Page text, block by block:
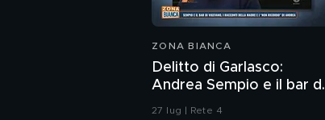
ZONA BIANCA
Delitto di Garlasco:
Andrea Sempio e il bar di
Vigevano e i racconti
27 lug | Rete 4